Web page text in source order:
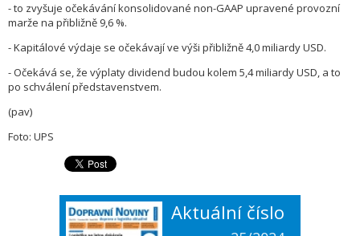
- to zvyšuje očekávání konsolidované non-GAAP upravené provozní
marže na přibližně 9,6 %.
- Kapitálové výdaje se očekávají ve výši přibližně 4,0 miliardy USD.
- Očekává se, že výplaty dividend budou kolem 5,4 miliardy USD, a to
po schválení představenstvem.
(pav)
Foto: UPS
Aktuální číslo